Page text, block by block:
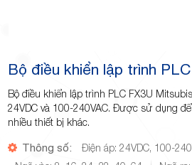
Bộ điều khiển lập trình
Bộ điều khiển lập trình PLC FX3U
24VDC và 100-240VAC. Được sử dụng
nhiều thiết bị khác.
Thông số:
Điện áp: 24VDC, 100-